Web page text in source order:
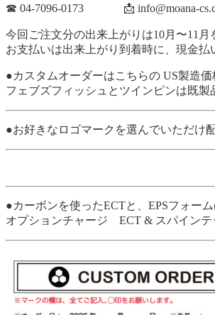
☎︎ 04-7096-0173 📩 info@moana-
今回ご注文分の出来上がりは10月〜11月
お支払いは出来上がり到着時に、現金払
●カスタムオーダーはこちらの US製造価
フェブズフィッシュとツインピンは既
●お好きなロゴマークを選んでいただけ
●カーボンを使ったECTと、EPSフォー
オプションチャージ ECT & スパインテ